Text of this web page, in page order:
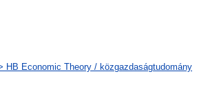
HB Economic Theory / közgazdaságtudomány